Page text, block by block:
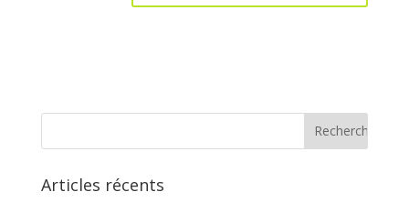
Articles récents